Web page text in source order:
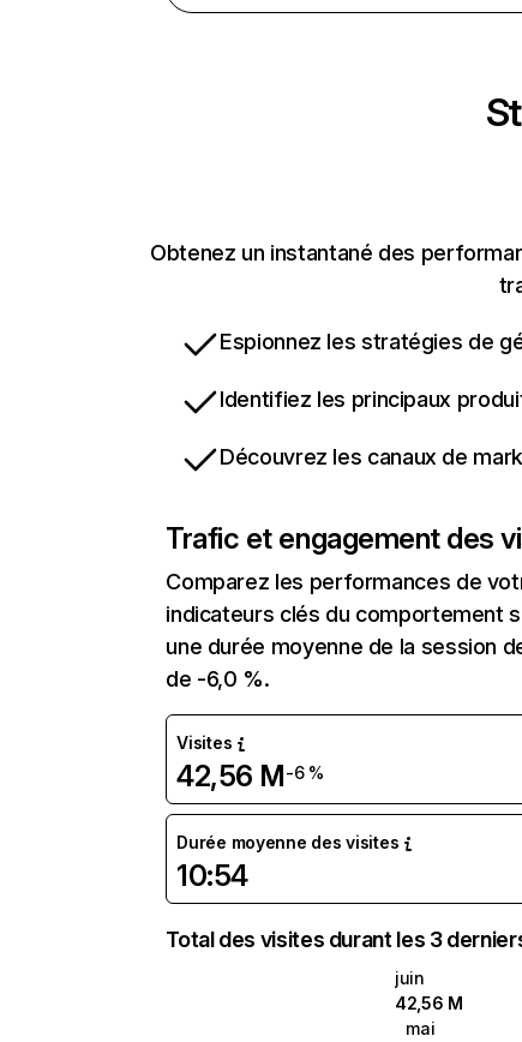
Obtenez un instantané des
Espionnez les stratégies de
Identifiez les principaux
Découvrez les canaux de
Trafic et engagement des
Comparez les performances de
indicateurs clés du comportement
une durée moyenne de la session
de -6,0 %.
Visites
42,56 M-6 %
Durée moyenne des visites
10:54
Total des visites durant les 3
juin
42,56 M
mai